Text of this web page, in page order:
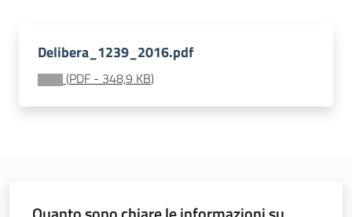
Ambiente
Delibera_1239_2016.pdf
(PDF - 348,9 KB)